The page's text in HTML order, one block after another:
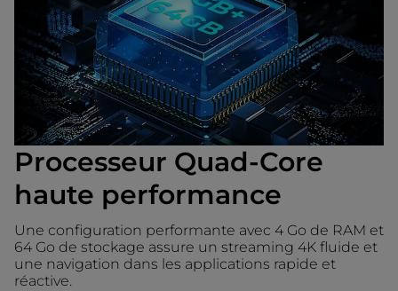
Processeur Quad-Core
haute performance
Une configuration performante avec 4 Go de RAM et
64 Go de stockage assure un streaming 4K fluide et
une navigation dans les applications rapide et
réactive.